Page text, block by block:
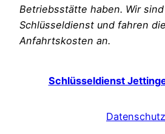
Betriebsstätte haben. Wir
Schlüsseldienst und fahren
Anfahrtskosten an.
Schlüsseldienst
Datenschutz